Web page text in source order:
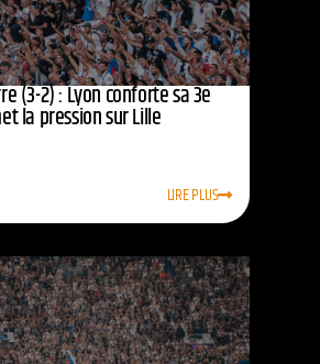
(3-2) : Lyon conforte sa 3e
la pression sur Lille
LIRE PLUS